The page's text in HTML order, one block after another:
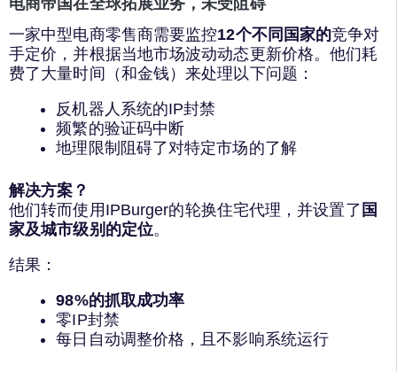
一家中型电商零售商需要监控12个不同国家的竞争对
手定价，并根据当地市场波动动态更新价格。他们耗
费了大量时间（和金钱）来处理以下问题：
反机器人系统的IP封禁
频繁的验证码中断
地理限制阻碍了对特定市场的了解
解决方案？
他们转而使用IPBurger的轮换住宅代理，并设置了 国
家及城市级别的定位。
结果：
98%的抓取成功率
零IP封禁
每日自动调整价格，且不影响系统运行